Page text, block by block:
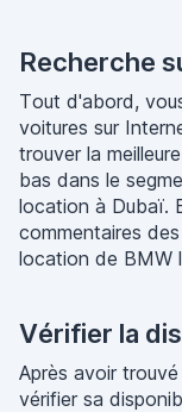
Recherche
Tout d'abord,
voitures sur
trouver la
bas dans le
location à Dubaï.
commentaires
location de BMW
Vérifier la
Après avoir
vérifier sa